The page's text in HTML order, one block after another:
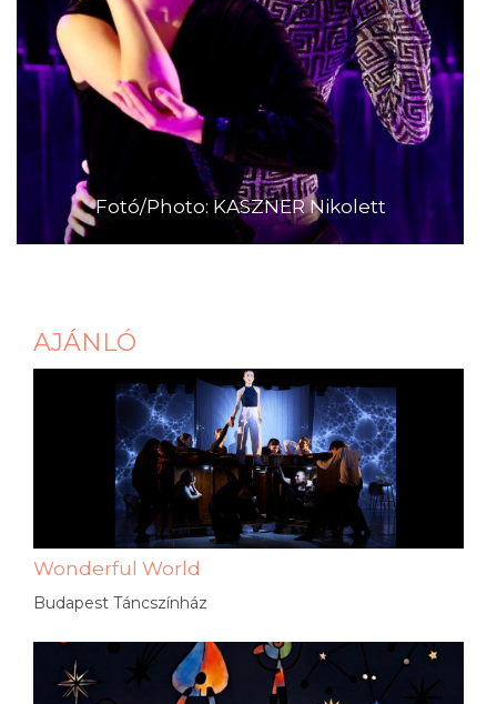
Fotó/Photo: KASZNER Nikolett
AJÁNLÓ
Wonderful World
Budapest Táncszínház